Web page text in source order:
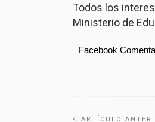
Todos los
Ministerio de
Facebook
ARTÍCULO